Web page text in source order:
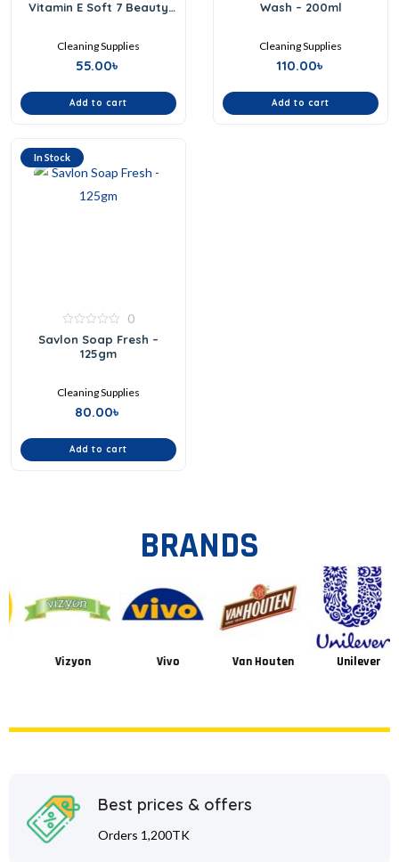
of
Vitamin E Soft 7 Beauty
Cleaning Supplies
55.00৳
Add to cart
of
Wash – 200ml
Cleaning Supplies
110.00৳
Add to cart
In Stock
out
0
Savlon Soap Fresh –
125gm
Cleaning Supplies
80.00৳
Add to cart
BRANDS
Vizyon Vivo Van Houten Unilever
Best prices & offers
Orders 1,200TK